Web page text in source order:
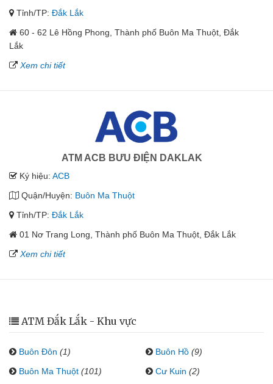
Tỉnh/TP: Đắk Lắk
60 - 62 Lê Hồng Phong, Thành phố Buôn Ma Thuột, Đắk
Lắk
Xem chi tiết
ATM ACB BƯU ĐIỆN DAKLAK
Ký hiệu: ACB
Quận/Huyện: Buôn Ma Thuột
Tỉnh/TP: Đắk Lắk
01 Nơ Trang Long, Thành phố Buôn Ma Thuột, Đắk Lắk
Xem chi tiết
ATM Đắk Lắk - Khu vực
Buôn Đôn (1) Buôn Hồ (9)
Buôn Ma Thuột (101) Cư Kuin (2)